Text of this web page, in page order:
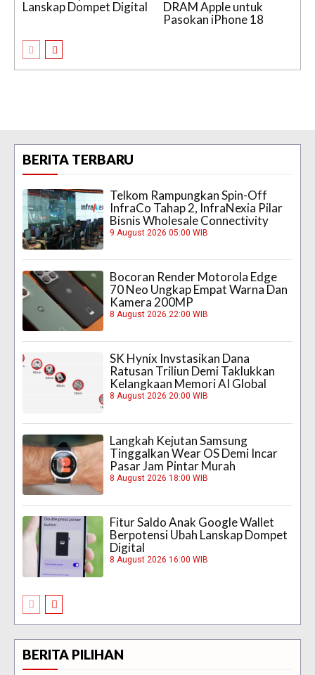
Lanskap Dompet Digital
DRAM Apple untuk
Pasokan iPhone 18
BERITA TERBARU
Telkom Rampungkan Spin-Off
InfraCo Tahap 2, InfraNexia Pilar
Bisnis Wholesale Connectivity
9 August 2026 05:00 WIB
Bocoran Render Motorola Edge
70 Neo Ungkap Empat Warna Dan
Kamera 200MP
8 August 2026 22:00 WIB
SK Hynix Invstasikan Dana
Ratusan Triliun Demi Taklukkan
Kelangkaan Memori AI Global
8 August 2026 20:00 WIB
Langkah Kejutan Samsung
Tinggalkan Wear OS Demi Incar
Pasar Jam Pintar Murah
8 August 2026 18:00 WIB
Fitur Saldo Anak Google Wallet
Berpotensi Ubah Lanskap Dompet
Digital
8 August 2026 16:00 WIB
BERITA PILIHAN